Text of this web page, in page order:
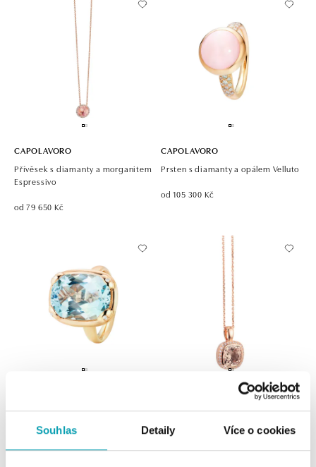
Souhlas Detaily Více o cookies
CAPOLAVORO
Přívěsek s diamanty a morganitem
Espressivo
od 79 650 Kč
CAPOLAVORO
Prsten s diamanty a opálem Velluto
od 105 300 Kč
Prsten s diamanty a topazem
Capriccio
od 128 250 Kč
Náhrdelník s diamanty a
morganitem Twinkle Balloon
od 132 300 Kč